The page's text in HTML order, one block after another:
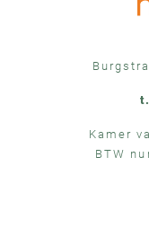
t.
Kamer
BTW